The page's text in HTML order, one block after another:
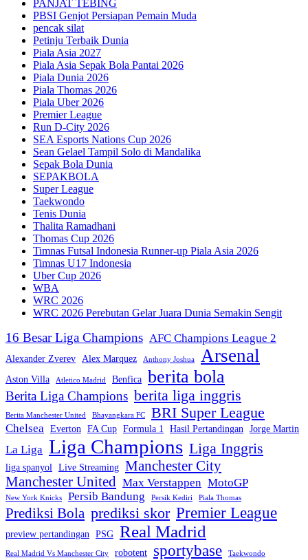
PANJAT TEBING
PBSI Genjot Persiapan Pemain Muda
pencak silat
Petinju Terbaik Dunia
Piala Asia 2027
Piala Asia Sepak Bola Pantai 2026
Piala Dunia 2026
Piala Thomas 2026
Piala Uber 2026
Premier League
Run D-City 2026
SEA Esports Nations Cup 2026
Sean Gelael Tampil Solo di Mandalika
Sepak Bola Dunia
SEPAKBOLA
Super League
Taekwondo
Tenis Dunia
Thalita Ramadhani
Thomas Cup 2026
Timnas Futsal Indonesia Runner-up Piala Asia 2026
Timnas U17 Indonesia
Uber Cup 2026
WBA
WRC 2026
WRC 2026 Perebutan Gelar Juara Dunia Semakin Sengit
16 Besar Liga Champions AFC Champions League 2
Alexander Zverev Alex Marquez Anthony Joshua Arsenal
Aston Villa Atletico Madrid Benfica berita bola
Berita Liga Champions berita liga inggris
Berita Manchester United Bhayangkara FC BRI Super League
Chelsea Everton FA Cup Formula 1 Hasil Pertandingan Jorge Martin
La Liga Liga Champions Liga Inggris
liga spanyol Live Streaming Manchester City
Manchester United Max Verstappen MotoGP
New York Knicks Persib Bandung Persik Kediri Piala Thomas
Prediksi Bola prediksi skor Premier League
preview pertandingan PSG Real Madrid
Real Madrid Vs Manchester City robotent sportybase Taekwondo